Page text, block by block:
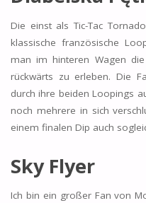
Die einst als Tic-Tac
klassische französische
man im hinteren Wagen
rückwärts zu erleben. Die
durch ihre beiden Loopings
noch mehrere in sich
einem finalen Dip auch
Sky Flyer
Ich bin ein großer Fan von